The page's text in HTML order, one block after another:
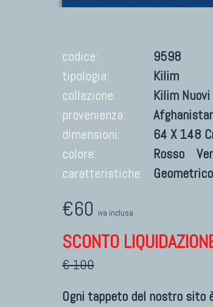
codice:
9598
tipologia:
Kilim
collezione:
Kilim Nuovi
provenienza:
dimensioni:
64 X 148
colore:
Rosso
caratteristiche:
Geometrico
€60 iva inclusa
SCONTO
€ 100
Ogni tappeto del nostro sito